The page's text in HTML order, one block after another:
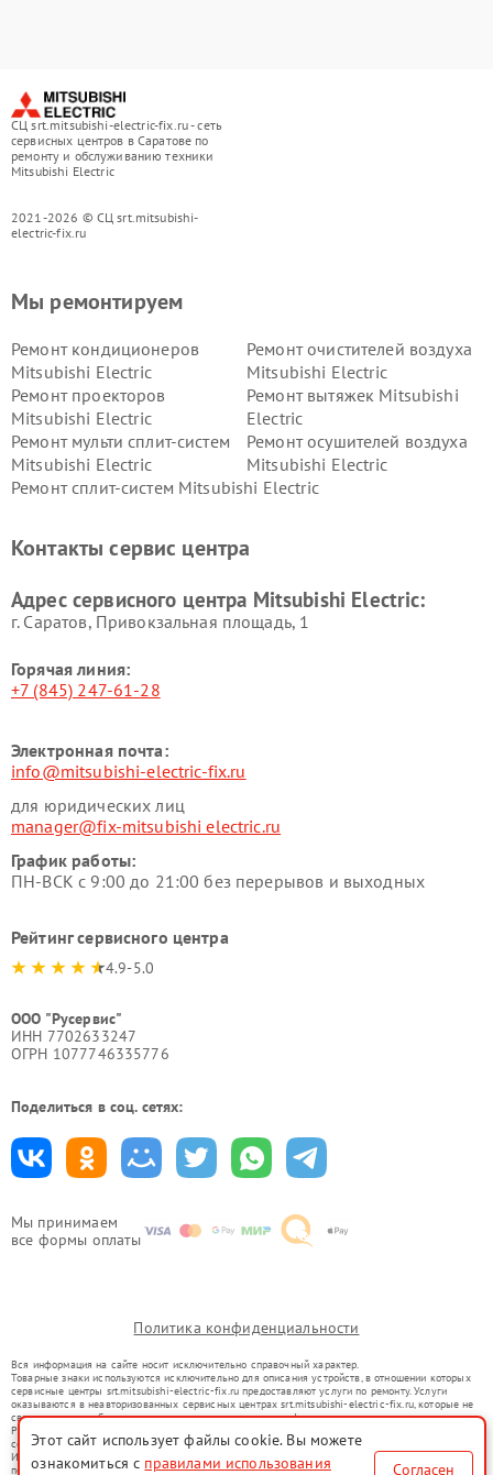
СЦ srt.mitsubishi-electric-fix.ru - сеть
сервисных центров в Саратове по
ремонту и обслуживанию техники
Mitsubishi Electric
2021-2026 © СЦ srt.mitsubishi-
electric-fix.ru
Мы принимаем
все формы оплаты
Мы ремонтируем
Ремонт кондиционеров
Mitsubishi Electric
Ремонт очистителей воздуха
Mitsubishi Electric
Ремонт проекторов
Mitsubishi Electric
Ремонт вытяжек Mitsubishi
Electric
Ремонт мульти сплит-систем
Mitsubishi Electric
Ремонт осушителей воздуха
Mitsubishi Electric
Ремонт сплит-систем Mitsubishi Electric
Контакты сервис центра
Адрес сервисного центра Mitsubishi Electric:
г. Саратов, Привокзальная площадь, 1
Горячая линия:
+7 (845) 247-61-28
Электронная почта:
info@mitsubishi-electric-fix.ru
для юридических лиц
manager@fix-mitsubishi electric.ru
График работы:
ПН-ВСК с 9:00 до 21:00 без перерывов и выходных
Рейтинг сервисного центра
4.9-5.0
ООО "Русервис"
ИНН 7702633247
ОГРН 1077746335776
Поделиться в соц. сетях:
Политика конфиденциальности
Вся информация на сайте носит исключительно справочный характер.
Товарные знаки используются исключительно для описания устройств, в отношении которых
сервисные центры srt.mitsubishi-electric-fix.ru предоставляют услуги по ремонту. Услуги
оказываются в неавторизованных сервисных центрах srt.mitsubishi-electric-fix.ru, которые не
связаны с правообладателями товарных знаков или их официальными представителями.
Ремонт осуществляется для устройств, уже введенных в гражданский оборот в соответствии
со статьей 1487 ГК РФ.
Использование товарных знаков не преследует цели индивидуализации услуг или введения
потребителей в заблуждение, а служит для информирования о предоставляемых услугах по
Этот сайт использует файлы cookie. Вы можете
ознакомиться с правилами использования Согласен